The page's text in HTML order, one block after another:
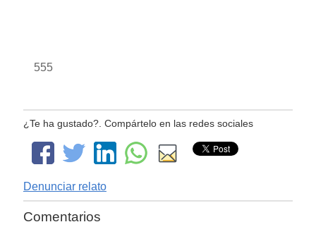
555
¿Te ha gustado?. Compártelo en las redes sociales
Denunciar relato
Comentarios